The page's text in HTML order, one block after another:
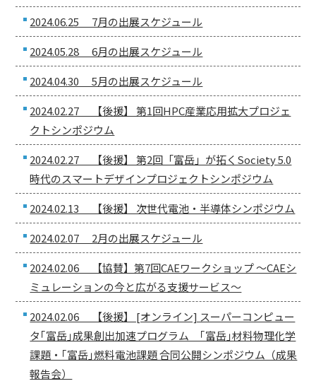
2024.06.25 7月の出展スケジュール
2024.05.28 6月の出展スケジュール
2024.04.30 5月の出展スケジュール
2024.02.27 【後援】 第1回HPC産業応用拡大プロジェ
クトシンポジウム
2024.02.27 【後援】 第2回「富岳」が拓くSociety 5.0
時代のスマートデザインプロジェクトシンポジウム
2024.02.13 【後援】 次世代電池・半導体シンポジウム
2024.02.07 2月の出展スケジュール
2024.02.06 【協賛】第7回CAEワークショップ 〜CAEシ
ミュレーションの今と広がる支援サービス〜
2024.02.06 【後援】 [オンライン] スーパーコンピュー
タ｢富岳｣成果創出加速プログラム ｢富岳｣材料物理化学
課題・｢富岳｣燃料電池課題 合同公開シンポジウム（成果
報告会）